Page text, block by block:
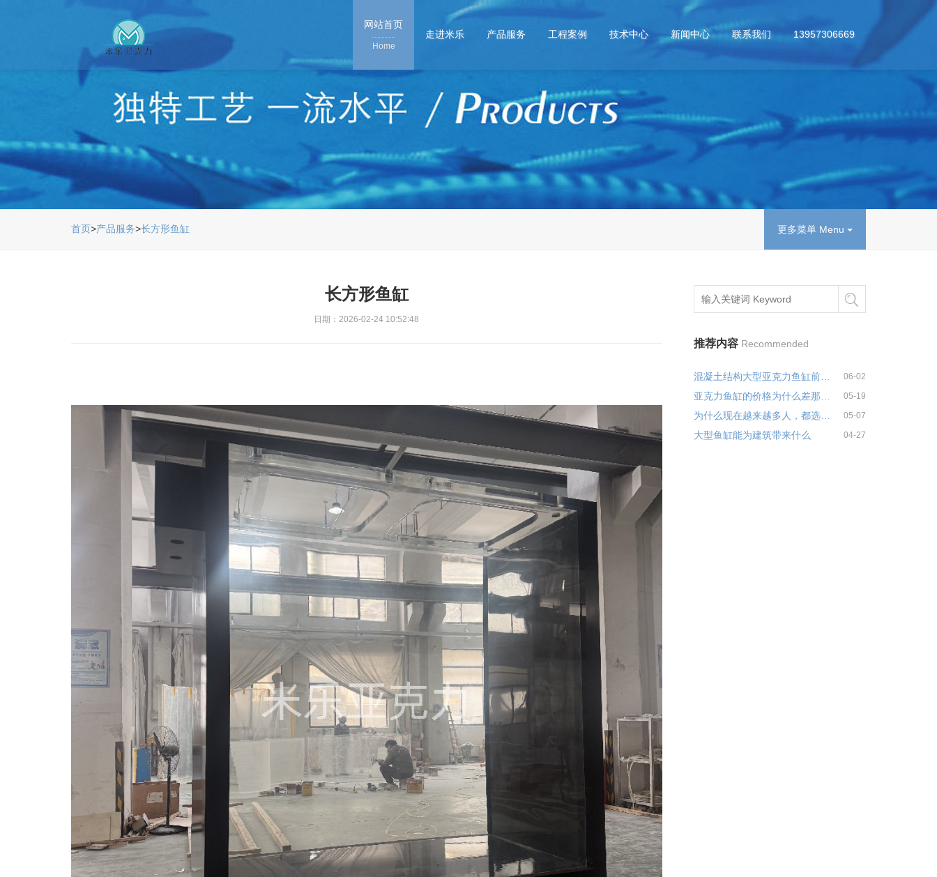
网站首页
Home
走进米乐 产品服务 工程案例 技术中心 新闻中心 联系我们 13957306669
更多菜单 Menu
首页>产品服务>长方形鱼缸
长方形鱼缸
日期：2026-02-24 10:52:48
推荐内容 Recommended
混凝土结构大型亚克力鱼缸前期土建预埋注意事项 06-02
05-19
为什么现在越来越多人，都选择亚克力泳池？ 05-07
大型鱼缸能为建筑带来什么 04-27